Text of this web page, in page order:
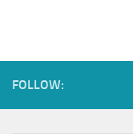
FOLLOW: